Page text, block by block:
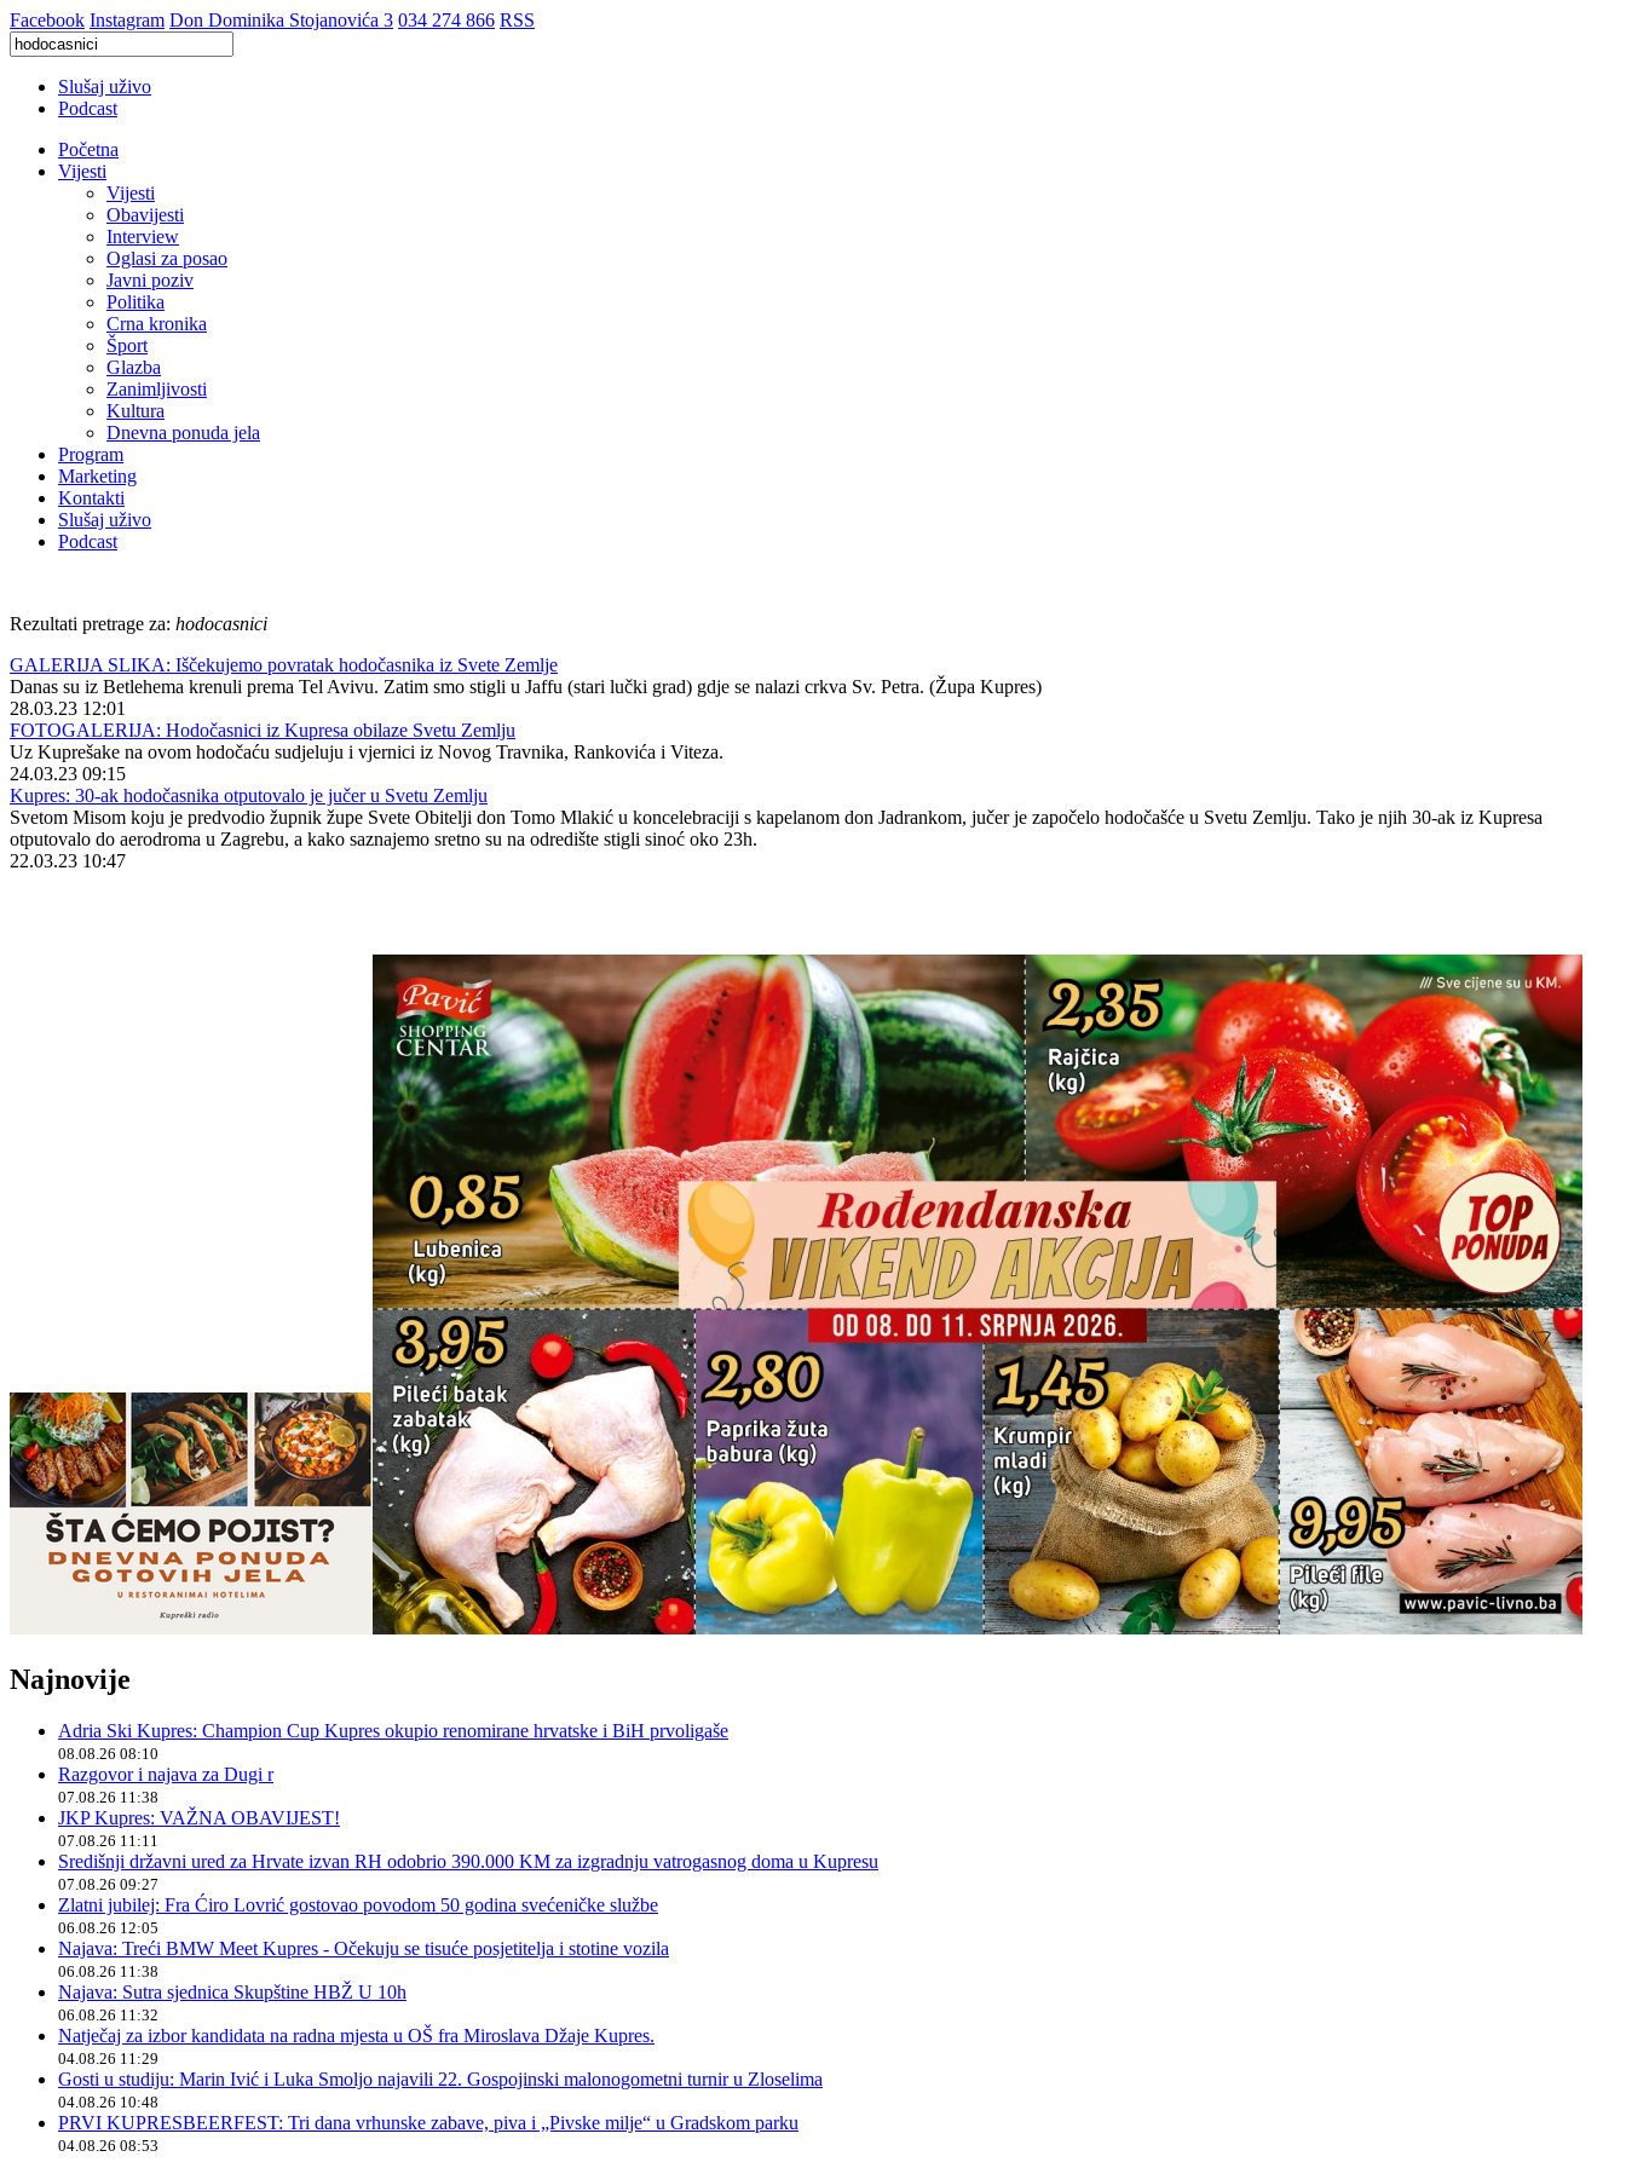
Facebook Instagram Don Dominika Stojanovića 3 034 274 866 RSS
Slušaj uživo
Podcast
Početna
Vijesti
Vijesti
Obavijesti
Interview
Oglasi za posao
Javni poziv
Politika
Crna kronika
Šport
Glazba
Zanimljivosti
Kultura
Dnevna ponuda jela
Program
Marketing
Kontakti
Slušaj uživo
Podcast
Rezultati pretrage za: hodocasnici
GALERIJA SLIKA: Iščekujemo povratak hodočasnika iz Svete Zemlje
Danas su iz Betlehema krenuli prema Tel Avivu. Zatim smo stigli u Jaffu (stari lučki grad) gdje se nalazi crkva Sv. Petra. (Župa Kupres)
28.03.23 12:01
FOTOGALERIJA: Hodočasnici iz Kupresa obilaze Svetu Zemlju
Uz Kuprešake na ovom hodočaću sudjeluju i vjernici iz Novog Travnika, Rankovića i Viteza.
24.03.23 09:15
Kupres: 30-ak hodočasnika otputovalo je jučer u Svetu Zemlju
Svetom Misom koju je predvodio župnik župe Svete Obitelji don Tomo Mlakić u koncelebraciji s kapelanom don Jadrankom, jučer je započelo hodočašće u Svetu Zemlju. Tako je njih 30-ak iz Kupresa
otputovalo do aerodroma u Zagrebu, a kako saznajemo sretno su na odredište stigli sinoć oko 23h.
22.03.23 10:47
Najnovije
Adria Ski Kupres: Champion Cup Kupres okupio renomirane hrvatske i BiH prvoligaše
08.08.26 08:10
Razgovor i najava za Dugi r
07.08.26 11:38
JKP Kupres: VAŽNA OBAVIJEST!
07.08.26 11:11
Središnji državni ured za Hrvate izvan RH odobrio 390.000 KM za izgradnju vatrogasnog doma u Kupresu
07.08.26 09:27
Zlatni jubilej: Fra Ćiro Lovrić gostovao povodom 50 godina svećeničke službe
06.08.26 12:05
Najava: Treći BMW Meet Kupres - Očekuju se tisuće posjetitelja i stotine vozila
06.08.26 11:38
Najava: Sutra sjednica Skupštine HBŽ U 10h
06.08.26 11:32
Natječaj za izbor kandidata na radna mjesta u OŠ fra Miroslava Džaje Kupres.
04.08.26 11:29
Gosti u studiju: Marin Ivić i Luka Smoljo najavili 22. Gospojinski malonogometni turnir u Zloselima
04.08.26 10:48
PRVI KUPRESBEERFEST: Tri dana vrhunske zabave, piva i „Pivske milje“ u Gradskom parku
04.08.26 08:53